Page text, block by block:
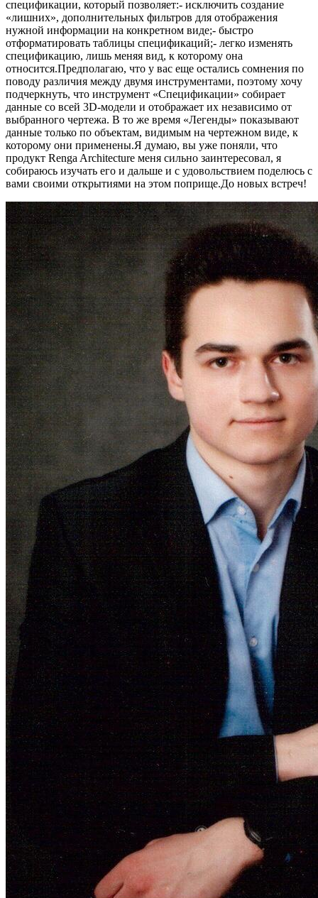
спецификации, который позволяет:- исключить создание
«лишних», дополнительных фильтров для отображения
нужной информации на конкретном виде;- быстро
отформатировать таблицы спецификаций;- легко изменять
спецификацию, лишь меняя вид, к которому она
относится.Предполагаю, что у вас еще остались сомнения по
поводу различия между двумя инструментами, поэтому хочу
подчеркнуть, что инструмент «Спецификации» собирает
данные со всей 3D-модели и отображает их независимо от
выбранного чертежа. В то же время «Легенды» показывают
данные только по объектам, видимым на чертежном виде, к
которому они применены.Я думаю, вы уже поняли, что
продукт Renga Architecture меня сильно заинтересовал, я
собираюсь изучать его и дальше и с удовольствием поделюсь с
вами своими открытиями на этом поприще.До новых встреч!